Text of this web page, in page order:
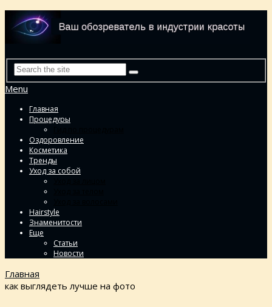
Menu
Главная
Процедуры
Оздоровление
Косметика
Тренды
Уход за собой
Hairstyle
Знаменитости
Еще
Статьи
Новости
Главная
как выглядеть лучше на фото